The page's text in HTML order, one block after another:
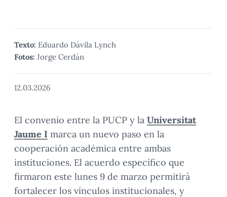
Texto: Eduardo Dávila Lynch
Fotos: Jorge Cerdán
12.03.2026
El convenio entre la PUCP y la Universitat
Jaume I marca un nuevo paso en la
cooperación académica entre ambas
instituciones. El acuerdo específico que
firmaron este lunes 9 de marzo permitirá
fortalecer los vínculos institucionales, y